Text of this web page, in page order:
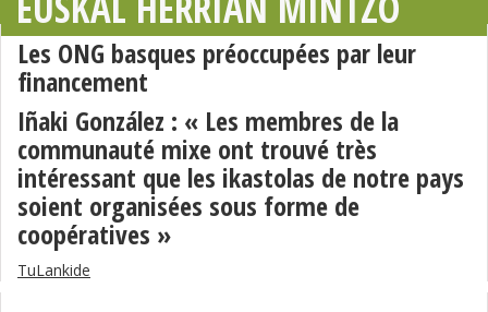
Les ONG basques préoccupées par leur
financement
Iñaki González : « Les membres de la
communauté mixe ont trouvé très
intéressant que les ikastolas de notre pays
soient organisées sous forme de
coopératives »
TuLankide